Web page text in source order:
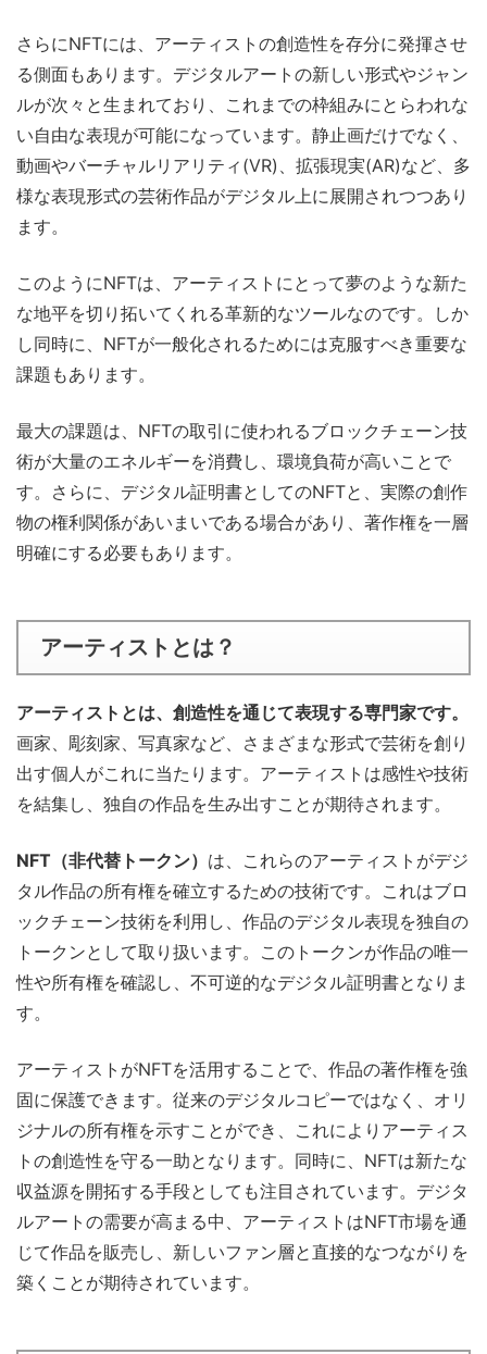
さらにNFTには、アーティストの創造性を存分に発揮させ
る側面もあります。デジタルアートの新しい形式やジャン
ルが次々と生まれており、これまでの枠組みにとらわれな
い自由な表現が可能になっています。静止画だけでなく、
動画やバーチャルリアリティ(VR)、拡張現実(AR)など、多
様な表現形式の芸術作品がデジタル上に展開されつつあり
ます。
このようにNFTは、アーティストにとって夢のような新た
な地平を切り拓いてくれる革新的なツールなのです。しか
し同時に、NFTが一般化されるためには克服すべき重要な
課題もあります。
最大の課題は、NFTの取引に使われるブロックチェーン技
術が大量のエネルギーを消費し、環境負荷が高いことで
す。さらに、デジタル証明書としてのNFTと、実際の創作
物の権利関係があいまいである場合があり、著作権を一層
明確にする必要もあります。
アーティストとは ？
アーティストとは、創造性を通じて表現する専門家です。
画家、彫刻家、写真家など、さまざまな形式で芸術を創り
出す個人がこれに当たります。アーティストは感性や技術
を結集し、独自の作品を生み出すことが期待されます。
NFT（非代替トークン） は、これらのアーティストがデジ
タル作品の所有権を確立するための技術です。これはブロ
ックチェーン技術を利用し、作品のデジタル表現を独自の
トークンとして取り扱います。このトークンが作品の唯一
性や所有権を確認し、不可逆的なデジタル証明書となりま
す。
アーティストがNFTを活用することで、作品の著作権を強
固に保護できます。従来のデジタルコピーではなく、オリ
ジナルの所有権を示すことができ、これによりアーティス
トの創造性を守る一助となります。同時に、NFTは新たな
収益源を開拓する手段としても注目されています。デジタ
ルアートの需要が高まる中、アーティストはNFT市場を通
じて作品を販売し、新しいファン層と直接的なつながりを
築くことが期待されています。